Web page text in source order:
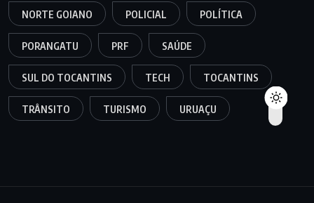
NORTE GOIANO POLICIAL POLÍTICA
PORANGATU PRF SAÚDE
SUL DO TOCANTINS TECH TOCANTINS
TRÂNSITO TURISMO URUAÇU